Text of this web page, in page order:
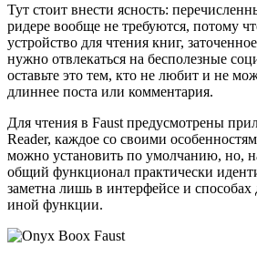
Тут стоит внести ясность:
ридере вообще не требуются, потому
устройство для чтения книг,
нужно отвлекаться на бесполезные
оставьте это тем, кто не любит и не
длиннее поста или комментария.
Для чтения в Faust предусмотрены
Reader, каждое со своими
можно установить по умолчанию, но,
общий функционал практически
заметна лишь в интерфейсе и способах
иной функции.